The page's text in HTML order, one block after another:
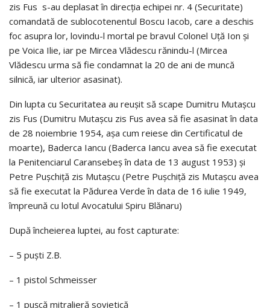
zis Fus s-au deplasat în direcția echipei nr. 4 (Securitate)
comandată de sublocotenentul Boscu Iacob, care a deschis
foc asupra lor, lovindu-l mortal pe bravul Colonel Uță Ion și
pe Voica Ilie, iar pe Mircea Vlădescu rănindu-l (Mircea
Vlădescu urma să fie condamnat la 20 de ani de muncă
silnică, iar ulterior asasinat).
Din lupta cu Securitatea au reușit să scape Dumitru Mutașcu
zis Fus (Dumitru Mutașcu zis Fus avea să fie asasinat în data
de 28 noiembrie 1954, așa cum reiese din Certificatul de
moarte), Baderca Iancu (Baderca Iancu avea să fie executat
la Penitenciarul Caransebeș în data de 13 august 1953) și
Petre Pușchiță zis Mutașcu (Petre Pușchiță zis Mutașcu avea
să fie executat la Pădurea Verde în data de 16 iulie 1949,
împreună cu lotul Avocatului Spiru Blănaru)
După încheierea luptei, au fost capturate:
– 5 puști Z.B.
– 1 pistol Schmeisser
– 1 pușcă mitralieră sovietică